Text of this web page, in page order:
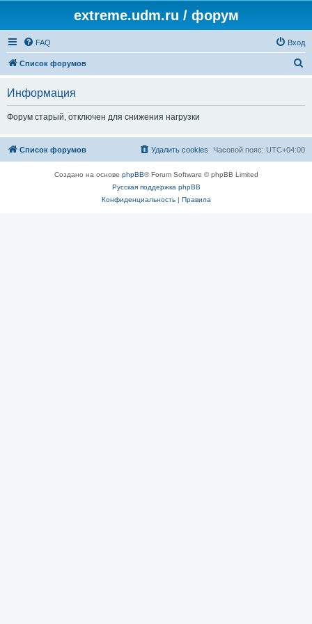
extreme.udm.ru / форум
FAQ Вход
Список форумов
Информация
Форум старый, отключен для снижения нагрузки
Список форумов Часовой пояс: UTC+04:00
Удалить cookies
Создано на основе phpBB® Forum Software © phpBB Limited
Русская поддержка phpBB
Конфиденциальность| Правила